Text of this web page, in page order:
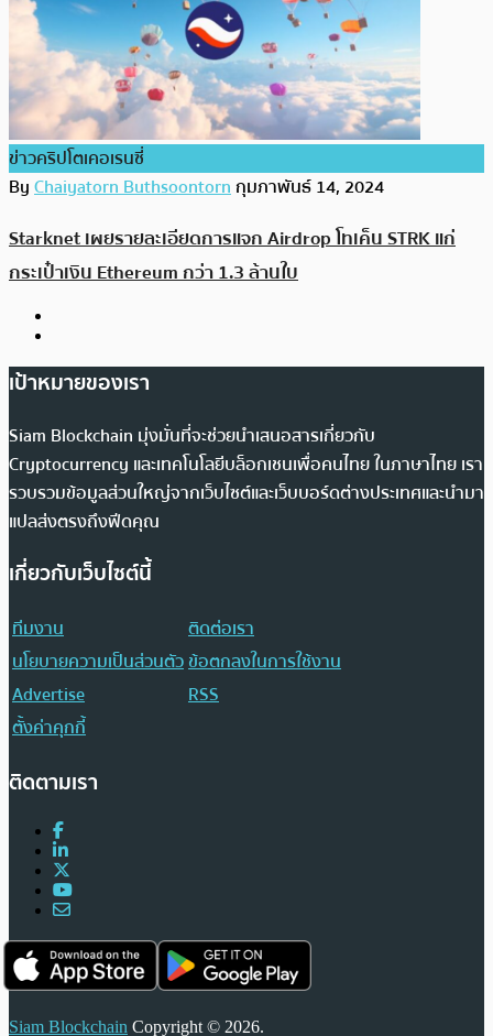
ข่าวคริปโตเคอเรนซี่
ByChaiyatorn Buthsoontornกุมภาพันธ์ 14, 2024
Starknet เผยรายละเอียดการแจก Airdrop โทเค็น STRK แก่
กระเป๋าเงิน Ethereum กว่า 1.3 ล้านใบ
เป้าหมายของเรา
Siam Blockchain มุ่งมั่นที่จะช่วยนำเสนอสารเกี่ยวกับ
Cryptocurrency และเทคโนโลยีบล็อกเชนเพื่อคนไทย ในภาษาไทย เรา
รวบรวมข้อมูลส่วนใหญ่จากเว็บไซต์และเว็บบอร์ดต่างประเทศและนำมา
แปลส่งตรงถึงฟีดคุณ
เกี่ยวกับเว็บไซต์นี้
ทีมงาน
ติดต่อเรา
นโยบายความเป็นส่วนตัวข้อตกลงในการใช้งาน
Advertise
RSS
ตั้งค่าคุกกี้
ติดตามเรา
Siam Blockchain Copyright © 2026.